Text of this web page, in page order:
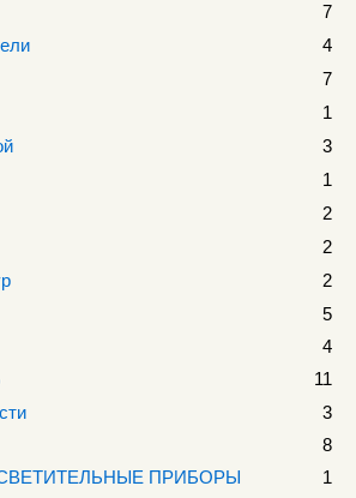
7
4
7
1
3
1
2
2
2
5
4
11
3
8
ПРИБОРЫ
1